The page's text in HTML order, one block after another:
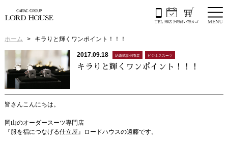
ホーム キラりと輝くワンポイント！！！
2017.09.18 結婚式参列衣装 ビジネススーツ
キラりと輝くワンポイント！！！
皆さんこんにちは。
岡山のオーダースーツ専門店
『服を福につなげる仕立屋』ロードハウスの遠藤です。